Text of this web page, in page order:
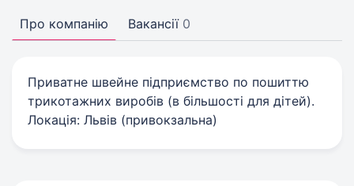
Про компанію Вакансії 0
Приватне швейне підприємство по пошиттю
трикотажних виробів (в більшості для дітей).
Локація: Львів (привокзальна)